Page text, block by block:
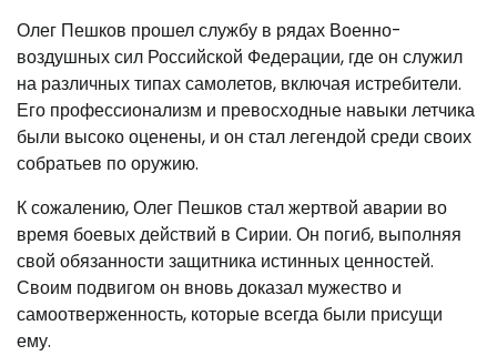
Олег Пешков прошел службу в рядах Военно-
воздушных сил Российской Федерации, где он служил
на различных типах самолетов, включая истребители.
Его профессионализм и превосходные навыки летчика
были высоко оценены, и он стал легендой среди своих
собратьев по оружию.
К сожалению, Олег Пешков стал жертвой аварии во
время боевых действий в Сирии. Он погиб, выполняя
свой обязанности защитника истинных ценностей.
Своим подвигом он вновь доказал мужество и
самоотверженность, которые всегда были присущи
ему.